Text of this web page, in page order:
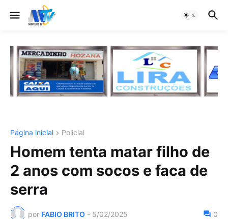
Página inicial Policial
Homem tenta matar filho de
2 anos com socos e faca de
serra
por FABIO BRITO - 5/02/2025 0